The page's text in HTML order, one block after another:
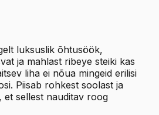
luksuslik õhtusöök,
ja mahlast ribeye steiki kas
liha ei nõua mingeid erilisi
Piisab rohkest soolast ja
et sellest nauditav roog